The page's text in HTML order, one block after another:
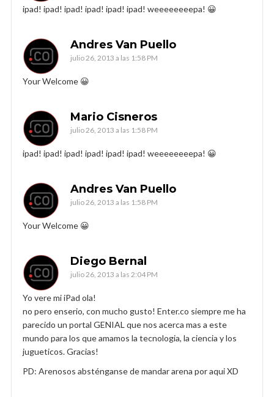
ipad! ipad! ipad! ipad! ipad! ipad! weeeeeeeepa! 😀
Andres Van Puello
julio 26, 2013 a las 1:58 PM
Your Welcome 😀
Mario Cisneros
julio 26, 2013 a las 1:58 PM
ipad! ipad! ipad! ipad! ipad! ipad! weeeeeeeepa! 😀
Andres Van Puello
julio 26, 2013 a las 1:58 PM
Your Welcome 😀
Diego Bernal
julio 26, 2013 a las 2:04 PM
Yo vere mi iPad ola!
no pero enserio, con mucho gusto! Enter.co siempre me ha
parecido un portal GENIAL que nos acerca mas a este
mundo para los que amamos la tecnologia, la ciencia y los
jugueticos. Gracias!
PD: Arenosos absténganse de mandar arena por aqui XD